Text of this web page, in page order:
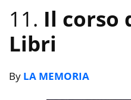
11. Il corso
Libri
By LA MEMORIA